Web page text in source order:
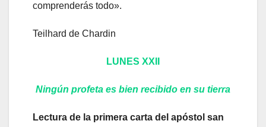
comprenderás todo».
Teilhard de Chardin
LUNES XXII
Ningún profeta es bien recibido en su tierra
Lectura de la primera carta del apóstol san